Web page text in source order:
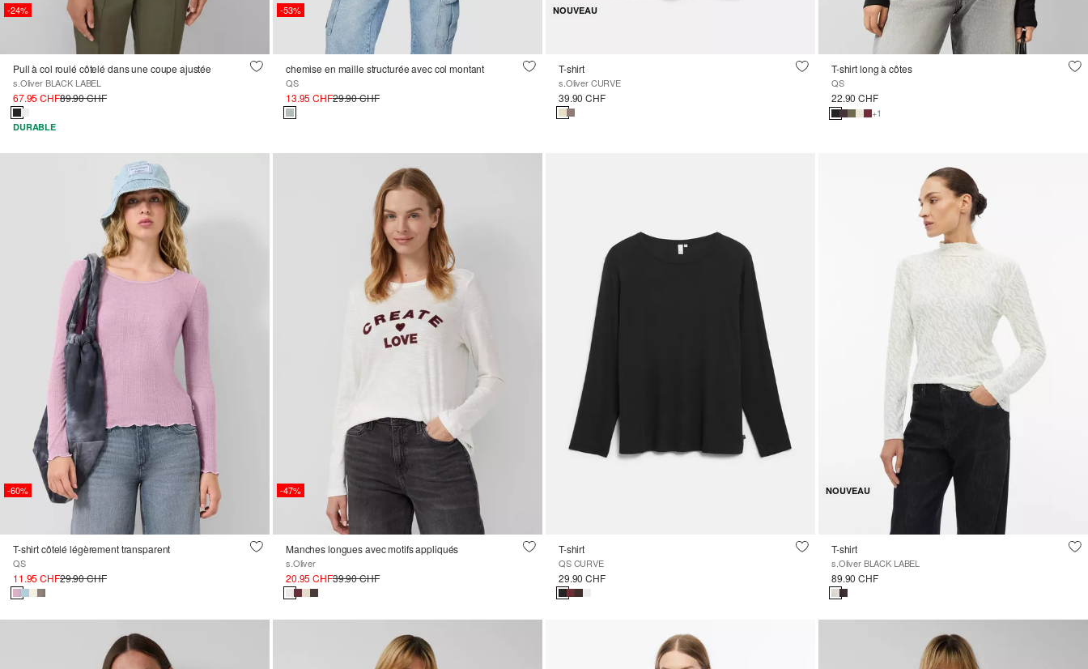
-24%
Pull à col roulé côtelé dans une coupe ajustée
s.Oliver BLACK LABEL
67.95 CHF89.90 CHF
DURABLE
-53%
chemise en maille structurée avec col montant
QS
13.95 CHF29.90 CHF
NOUVEAU
T-shirt
s.Oliver CURVE
39.90 CHF
T-shirt long à côtes
QS
22.90 CHF
+1
-60%
T-shirt côtelé légèrement transparent
QS
11.95 CHF29.90 CHF
-47%
Manches longues avec motifs appliqués
s.Oliver
20.95 CHF39.90 CHF
T-shirt
QS CURVE
29.90 CHF
NOUVEAU
T-shirt
s.Oliver BLACK LABEL
89.90 CHF